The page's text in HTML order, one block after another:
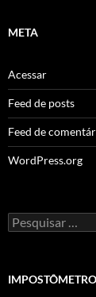
META
Acessar
Feed de posts
Feed de
WordPress.org
Pesquisar
por:
IMPOSTÔMETRO